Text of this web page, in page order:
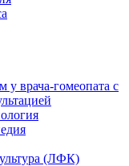
врача-гомеопата с
(ЛФК)